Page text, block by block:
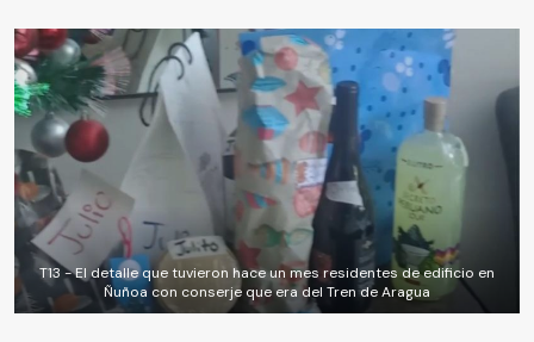
T13 - El detalle que tuvieron hace un mes residentes de edificio en
Ñuñoa con conserje que era del Tren de Aragua